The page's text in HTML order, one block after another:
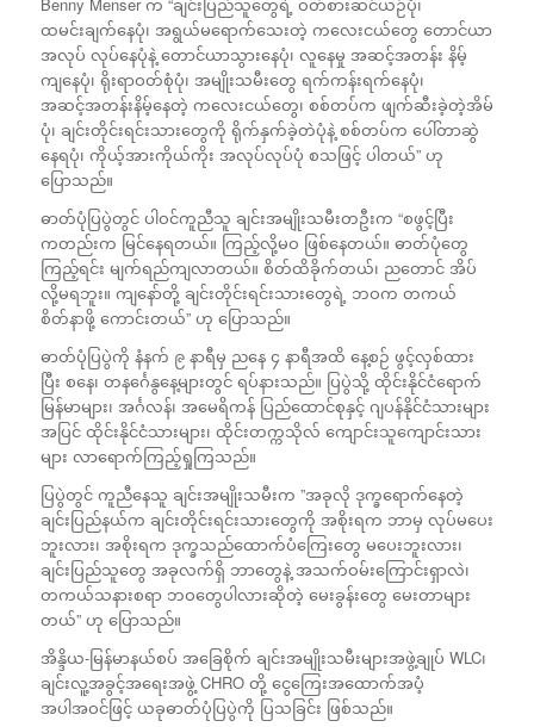
ထမင်းချက်နေပုံ၊ အရွယ်မရောက်သေးတဲ့ ကလေးငယ်တွေ တောင်ယာ
အလုပ် လုပ်နေပုံနဲ့ တောင်ယာသွားနေပုံ၊ လူနေမှု အဆင့်အတန်း နိမ့်
ကျနေပုံ၊ ရိုးရာဝတ်စုံပုံ၊ အမျိုးသမီးတွေ ရက်ကန်းရက်နေပုံ၊
အဆင့်အတန်းနိမ့်နေတဲ့ ကလေးငယ်တွေ၊ စစ်တပ်က ဖျက်ဆီးခဲ့တဲ့အိမ်
ပုံ၊ ချင်းတိုင်းရင်းသားတွေကို ရိုက်နှက်ခဲ့တဲပုံနဲ့ စစ်တပ်က ပေါ်တာဆွဲ
နေရပုံ၊ ကိုယ့်အားကိုယ်ကိုး အလုပ်လုပ်ပုံ စသဖြင့် ပါတယ်” ဟု
ပြောသည်။
ဓာတ်ပုံပြပွဲတွင် ပါဝင်ကူညီသူ ချင်းအမျိုးသမီးတဦးက “စဖွင့်ပြီး
ကတည်းက မြင်နေရတယ်။ ကြည့်လို့မဝ ဖြစ်နေတယ်။ ဓာတ်ပုံတွေ
ကြည့်ရင်း မျက်ရည်ကျလာတယ်။ စိတ်ထိခိုက်တယ်၊ ညတောင် အိပ်
လို့မရဘူး။ ကျနော်တို့ ချင်းတိုင်းရင်းသားတွေရဲ့ ဘဝက တကယ်
စိတ်နာဖို့ ကောင်းတယ်” ဟု ပြောသည်။
ဓာတ်ပုံပြပွဲကို နံနက် ၉ နာရီမှ ညနေ ၄ နာရီအထိ နေ့စဉ် ဖွင့်လှစ်ထား
ပြီး စနေ၊ တနင်္ဂေနွနေ့များတွင် ရပ်နားသည်။ ပြပွဲသို့ ထိုင်းနိုင်ငံရောက်
မြန်မာများ၊ အင်္ဂလန်၊ အမေရိကန် ပြည်ထောင်စုနှင့် ဂျပန်နိုင်ငံသားများ
အပြင် ထိုင်းနိုင်ငံသားများ၊ ထိုင်းတက္ကသိုလ် ကျောင်းသူကျောင်းသား
များ လာရောက်ကြည့်ရှုကြသည်။
ပြပွဲတွင် ကူညီနေသူ ချင်းအမျိုးသမီးက ”အခုလို ဒုက္ခရောက်နေတဲ့
ချင်းပြည်နယ်က ချင်းတိုင်းရင်းသားတွေကို အစိုးရက ဘာမှ လုပ်မပေး
ဘူးလား၊ အစိုးရက ဒုက္ခသည်ထောက်ပံကြေးတွေ မပေးဘူးလား၊
ချင်းပြည်သူတွေ အခုလက်ရှိ ဘာတွေနဲ့ အသက်ဝမ်းကြောင်းရှာလဲ၊
တကယ်သနားစရာ ဘဝတွေပါလားဆိုတဲ့ မေးခွန်းတွေ မေးတာများ
တယ်” ဟု ပြောသည်။
အိန္ဒိယ-မြန်မာနယ်စပ် အခြေစိုက် ချင်းအမျိုးသမီးများအဖွဲ့ချုပ် WLC၊
ချင်းလူ့အခွင့်အရေးအဖွဲ့ CHRO တို့ ငွေကြေးအထောက်အပံ့
အပါအဝင်ဖြင့် ယခုဓာတ်ပုံပြပွဲကို ပြသခြင်း ဖြစ်သည်။